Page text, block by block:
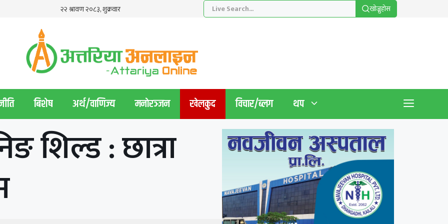
खाेज्नुहाेस
बिशेष अर्थ/वाणिज्य मनाेरञ्जन खेलकुद विचार/ब्लग थप
शिल्ड : छात्रा